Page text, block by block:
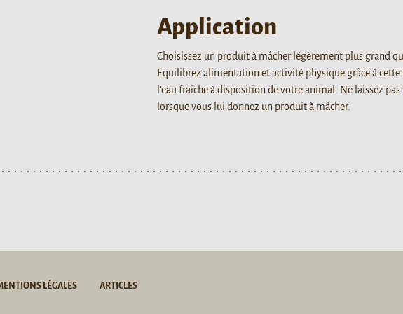
Application
Choisissez un produit à mâcher légèrement plus grand
Equilibrez alimentation et activité physique grâce à
l’eau fraîche à disposition de votre animal. Ne laissez
lorsque vous lui donnez un produit à mâcher.
LÉGALES ARTICLES